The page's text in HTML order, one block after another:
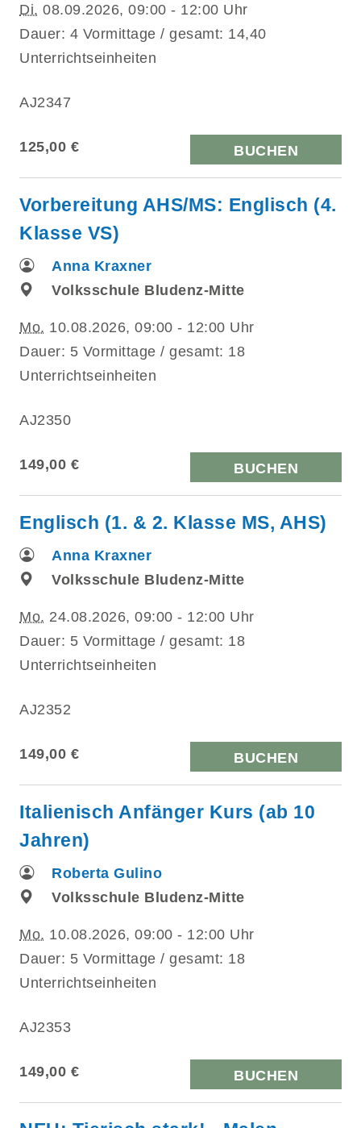
Di. 08.09.2026, 09:00 - 12:00 Uhr
Dauer: 4 Vormittage / gesamt: 14,40
Unterrichtseinheiten
AJ2347
125,00 € BUCHEN
Vorbereitung AHS/MS: Englisch (4.
Klasse VS)
Anna Kraxner
Volksschule Bludenz-Mitte
Mo. 10.08.2026, 09:00 - 12:00 Uhr
Dauer: 5 Vormittage / gesamt: 18
Unterrichtseinheiten
AJ2350
149,00 € BUCHEN
Englisch (1. & 2. Klasse MS, AHS)
Anna Kraxner
Volksschule Bludenz-Mitte
Mo. 24.08.2026, 09:00 - 12:00 Uhr
Dauer: 5 Vormittage / gesamt: 18
Unterrichtseinheiten
AJ2352
149,00 € BUCHEN
Italienisch Anfänger Kurs (ab 10
Jahren)
Roberta Gulino
Volksschule Bludenz-Mitte
Mo. 10.08.2026, 09:00 - 12:00 Uhr
Dauer: 5 Vormittage / gesamt: 18
Unterrichtseinheiten
AJ2353
149,00 € BUCHEN